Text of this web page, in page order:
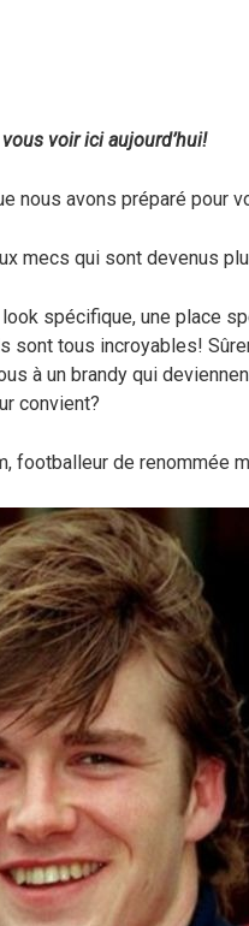
voir ici aujourd’hui!
nous avons préparé pour
mecs qui sont devenus
spécifique, une place
sont tous incroyables!
à un brandy qui
convient?
footballeur de renommée